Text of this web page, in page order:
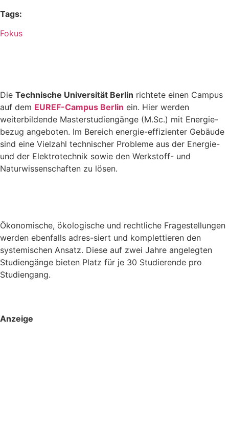
Tags:
Fokus
Die Technische Universität Berlin richtete einen Campus
auf dem EUREF-Campus Berlin ein. Hier werden
weiterbildende Masterstudiengänge (M.Sc.) mit Energie-
bezug angeboten. Im Bereich energie-effizienter Gebäude
sind eine Vielzahl technischer Probleme aus der Energie-
und der Elektrotechnik sowie den Werkstoff- und
Naturwissenschaften zu lösen.
Ökonomische, ökologische und rechtliche Fragestellungen
werden ebenfalls adres-siert und komplettieren den
systemischen Ansatz. Diese auf zwei Jahre angelegten
Studiengänge bieten Platz für je 30 Studierende pro
Studiengang.
Anzeige